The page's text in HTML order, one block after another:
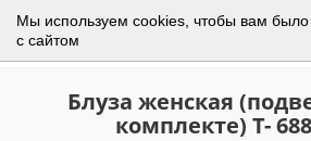
Мы используем cookies, чтобы вам было
с сайтом
Блуза женская
комплекте) Т-